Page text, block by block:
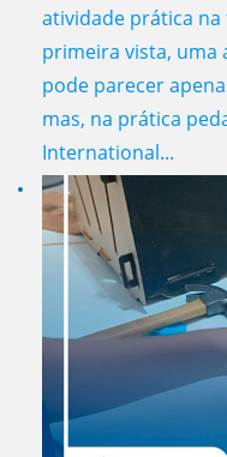
atividade prática
primeira vista, uma
pode parecer
mas, na prática
International...